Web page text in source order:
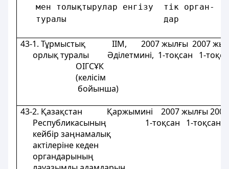
мен толықтырулар
туралы
43-1. Тұрмыстық ІІМ, 2007 жылғы 2007
орлық туралы Әділетмині, 1-тоқсан 1-
ОІГСҰК
(келісім
бойынша)
43-2. Қазақстан Қаржымині 2007 жылғы 2007
Республикасының 1-тоқсан 1-тоқсан
кейбір заңнамалық
актілеріне кеден
органдарының